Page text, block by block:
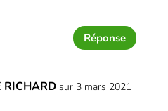
Réponse
RICHARD sur 3 mars 2021